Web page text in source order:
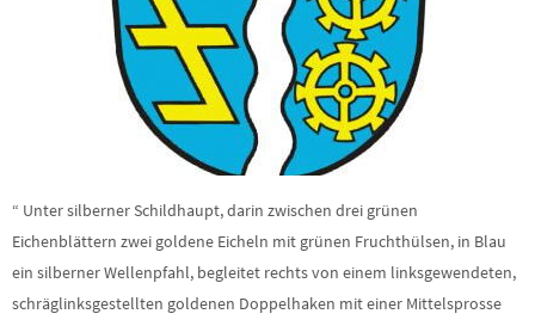
“ Unter silberner Schildhaupt, darin zwischen drei grünen
Eichenblättern zwei goldene Eicheln mit grünen Fruchthülsen, in Blau
ein silberner Wellenpfahl, begleitet rechts von einem linksgewendeten,
schräglinksgestellten goldenen Doppelhaken mit einer Mittelsprosse